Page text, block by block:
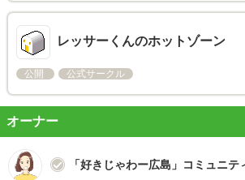
レッサーくんのホットゾーン
公開 公式サークル
オーナー
「好きじゃわー広島」コミュニテ